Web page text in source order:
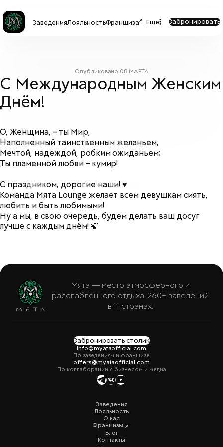
ЗаведенияЛояльностьФраншиза Ещё Забронировать
Опубликовано 08 МАРТА
С Международным Женским
Днём!
О, Женщина, – ты Мир,
Наполненный таинственным желаньем,
Мечтой, надеждой, робким ожиданьем;
Ты пламенной любви – кумир!
С праздником, дорогие наши! ♥️
Команда Мята Lounge желает всем девушкам сиять,
любить и быть любимыми!
Ну а мы, в свою очередь, будем делать ваш досуг
лучше с каждым днём! 🍃
Мята — место атмосферного и
расслабленного отдыха. 260+ заведений
в 11 странах.
Забронировать столик
info@myataofficial.com
По заведениям и франшизе
offers@myataofficial.com
По коллаборации с бизнесом и медиа
Заведения
Лояльность
О нас
Франшизы
Блог
Контакты